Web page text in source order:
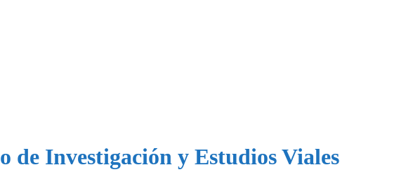
Investigación y Estudios Viales